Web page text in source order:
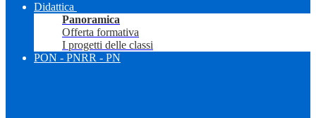
Didattica
Panoramica
Offerta formativa
I progetti delle classi
PON - PNRR - PN